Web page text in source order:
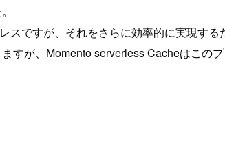
ですが、それをさらに効率的に実現す
すが、Momento serverless Cacheはこの